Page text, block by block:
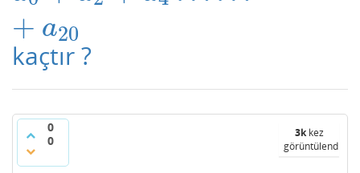
+ a20
kaçtır ?
0
0
3kkez
görüntülendi